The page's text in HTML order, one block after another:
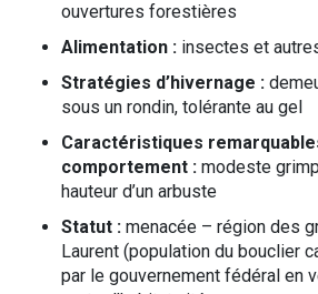
ouvertures forestières
Alimentation : insectes et
Stratégies d’hivernage :
sous un rondin, tolérante au gel
Caractéristiques
comportement : modeste
hauteur d’un arbuste
Statut : menacée – région des
Laurent (population du bouclier
par le gouvernement fédéral en